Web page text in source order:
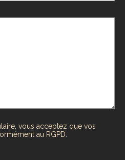
vous acceptez que vos
au RGPD.